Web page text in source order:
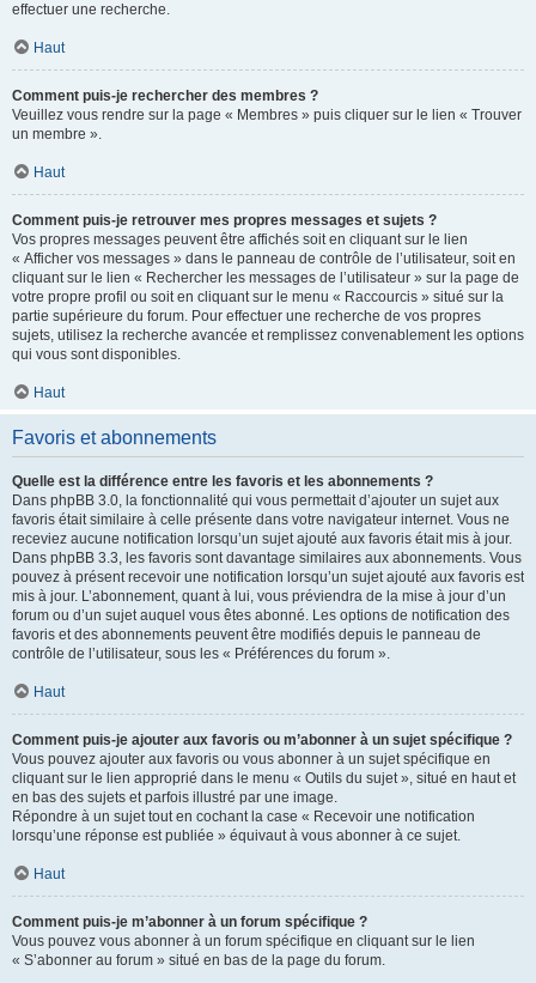
effectuer une recherche.
Haut
Comment puis-je rechercher des membres ?
Veuillez vous rendre sur la page « Membres » puis cliquer sur le lien « Trouver
un membre ».
Haut
Comment puis-je retrouver mes propres messages et sujets ?
Vos propres messages peuvent être affichés soit en cliquant sur le lien
« Afficher vos messages » dans le panneau de contrôle de l’utilisateur, soit en
cliquant sur le lien « Rechercher les messages de l’utilisateur » sur la page de
votre propre profil ou soit en cliquant sur le menu « Raccourcis » situé sur la
partie supérieure du forum. Pour effectuer une recherche de vos propres
sujets, utilisez la recherche avancée et remplissez convenablement les options
qui vous sont disponibles.
Haut
Favoris et abonnements
Quelle est la différence entre les favoris et les abonnements ?
Dans phpBB 3.0, la fonctionnalité qui vous permettait d’ajouter un sujet aux
favoris était similaire à celle présente dans votre navigateur internet. Vous ne
receviez aucune notification lorsqu’un sujet ajouté aux favoris était mis à jour.
Dans phpBB 3.3, les favoris sont davantage similaires aux abonnements. Vous
pouvez à présent recevoir une notification lorsqu’un sujet ajouté aux favoris est
mis à jour. L’abonnement, quant à lui, vous préviendra de la mise à jour d’un
forum ou d’un sujet auquel vous êtes abonné. Les options de notification des
favoris et des abonnements peuvent être modifiés depuis le panneau de
contrôle de l’utilisateur, sous les « Préférences du forum ».
Haut
Comment puis-je ajouter aux favoris ou m’abonner à un sujet spécifique ?
Vous pouvez ajouter aux favoris ou vous abonner à un sujet spécifique en
cliquant sur le lien approprié dans le menu « Outils du sujet », situé en haut et
en bas des sujets et parfois illustré par une image.
Répondre à un sujet tout en cochant la case « Recevoir une notification
lorsqu’une réponse est publiée » équivaut à vous abonner à ce sujet.
Haut
Comment puis-je m’abonner à un forum spécifique ?
Vous pouvez vous abonner à un forum spécifique en cliquant sur le lien
« S’abonner au forum » situé en bas de la page du forum.